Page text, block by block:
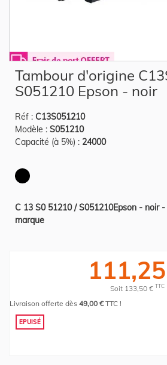
the
beginning
images
gallery
Tambour d'origine
S051210 Epson - noir
Réf : C13S051210
Modèle : S051210
Capacité (à 5%) : 24000
C 13 S0 51210 / S051210Epson - noir
marque
Soit 133,50 € TTC
Livraison offerte dès 49,00 €TTC !
EPUISÉ